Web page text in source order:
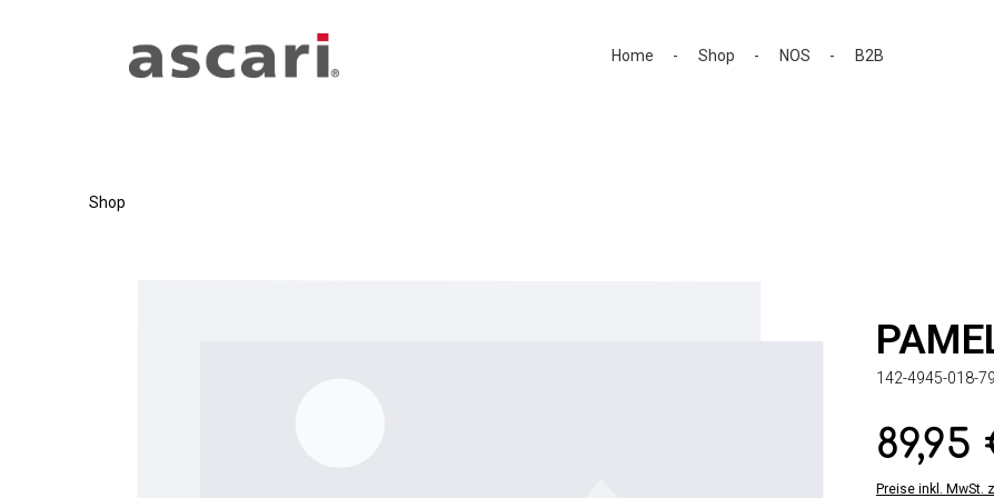
Home
Shop NOS B2B
Shop
142-4945-018-
Regulärer Preis:
89,95
Preise inkl. MwSt.